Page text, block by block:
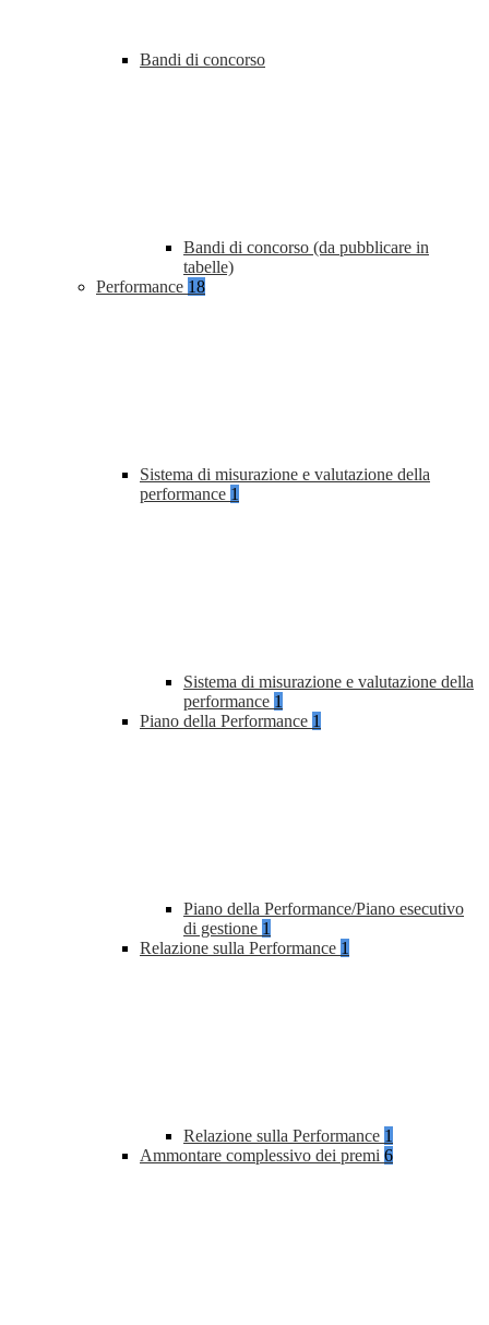
Bandi di concorso
Bandi di concorso (da pubblicare in
tabelle)
Performance 18
Sistema di misurazione e valutazione della
performance 1
Sistema di misurazione e valutazione della
performance 1
Piano della Performance 1
Piano della Performance/Piano esecutivo
di gestione 1
Relazione sulla Performance 1
Relazione sulla Performance 1
Ammontare complessivo dei premi 6